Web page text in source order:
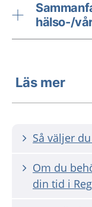
hälso-/
Läs mer
Så väljer
Om du
din tid i